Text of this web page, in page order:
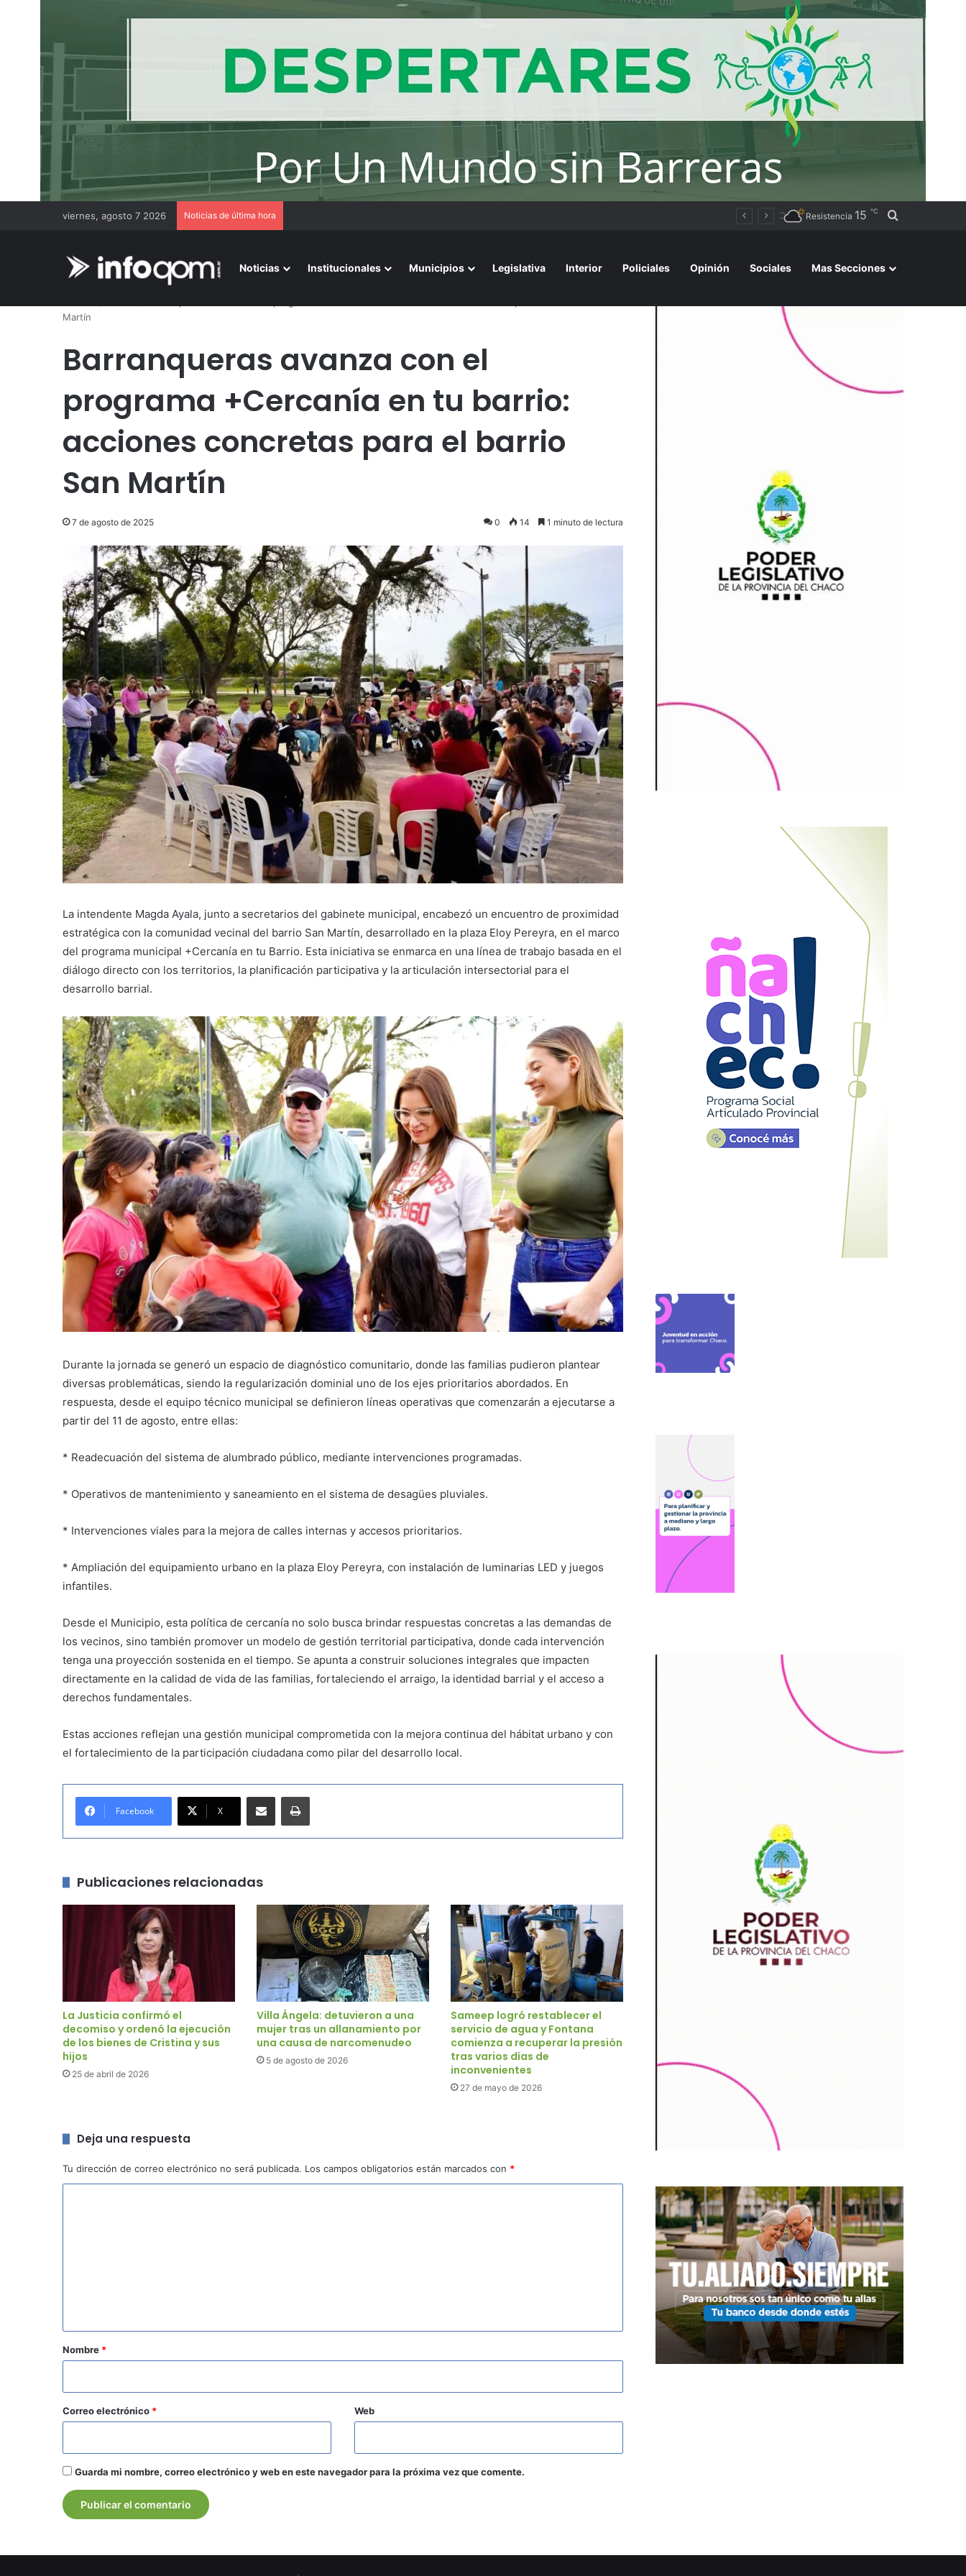
viernes, agosto 7 2026 Noticias de última hora Resistencia 15 ℃ Buscar por
Noticias Institucionales Municipios Legislativa Interior Policiales Opinión Sociales Mas Secciones
Martín
Barranqueras avanza con el
programa +Cercanía en tu barrio:
acciones concretas para el barrio
San Martín
7 de agosto de 2025 0 14 1 minuto de lectura
La intendente Magda Ayala, junto a secretarios del gabinete municipal, encabezó un encuentro de proximidad
estratégica con la comunidad vecinal del barrio San Martín, desarrollado en la plaza Eloy Pereyra, en el marco
del programa municipal +Cercanía en tu Barrio. Esta iniciativa se enmarca en una línea de trabajo basada en el
diálogo directo con los territorios, la planificación participativa y la articulación intersectorial para el
desarrollo barrial.
Durante la jornada se generó un espacio de diagnóstico comunitario, donde las familias pudieron plantear
diversas problemáticas, siendo la regularización dominial uno de los ejes prioritarios abordados. En
respuesta, desde el equipo técnico municipal se definieron líneas operativas que comenzarán a ejecutarse a
partir del 11 de agosto, entre ellas:
* Readecuación del sistema de alumbrado público, mediante intervenciones programadas.
* Operativos de mantenimiento y saneamiento en el sistema de desagües pluviales.
* Intervenciones viales para la mejora de calles internas y accesos prioritarios.
* Ampliación del equipamiento urbano en la plaza Eloy Pereyra, con instalación de luminarias LED y juegos
infantiles.
Desde el Municipio, esta política de cercanía no solo busca brindar respuestas concretas a las demandas de
los vecinos, sino también promover un modelo de gestión territorial participativa, donde cada intervención
tenga una proyección sostenida en el tiempo. Se apunta a construir soluciones integrales que impacten
directamente en la calidad de vida de las familias, fortaleciendo el arraigo, la identidad barrial y el acceso a
derechos fundamentales.
Estas acciones reflejan una gestión municipal comprometida con la mejora continua del hábitat urbano y con
el fortalecimiento de la participación ciudadana como pilar del desarrollo local.
Facebook X
Publicaciones relacionadas
La Justicia confirmó el
decomiso y ordenó la ejecución
de los bienes de Cristina y sus
hijos
25 de abril de 2026
Villa Ángela: detuvieron a una
mujer tras un allanamiento por
una causa de narcomenudeo
5 de agosto de 2026
Sameep logró restablecer el
servicio de agua y Fontana
comienza a recuperar la presión
tras varios días de
inconvenientes
27 de mayo de 2026
Deja una respuesta
Tu dirección de correo electrónico no será publicada. Los campos obligatorios están marcados con *
r
*
Nombre *
Correo electrónico * Web
Guarda mi nombre, correo electrónico y web en este navegador para la próxima vez que comente.